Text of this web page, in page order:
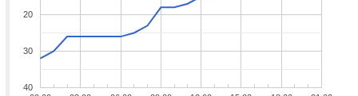
20
30
40